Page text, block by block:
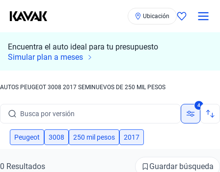
Ubicación
Encuentra el auto ideal para tu presupuesto
Simular plan a meses
AUTOS PEUGEOT 3008 2017 SEMINUEVOS DE 250 MIL PESOS
Busca por marca
Busca por año
Busca por marca
4
Peugeot 3008 250 mil pesos 2017
0 Resultados Guardar búsqueda